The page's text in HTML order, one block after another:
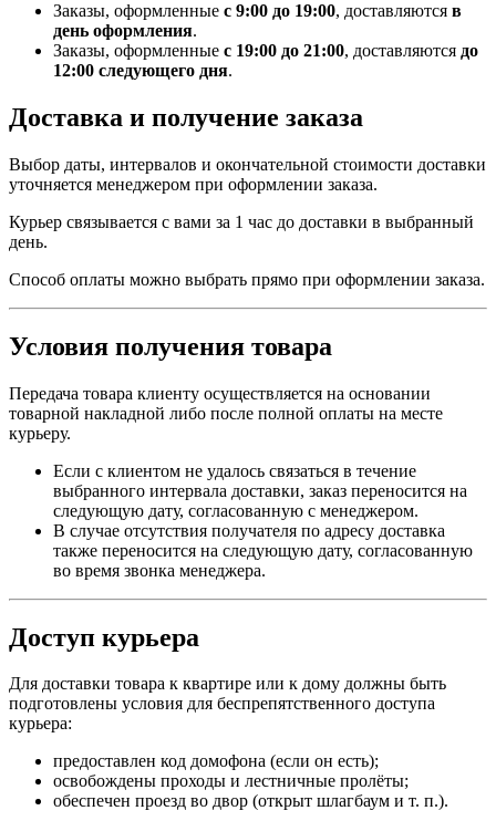
Заказы, оформленные с 9:00 до 19:00, доставляются в
день оформления.
Заказы, оформленные с 19:00 до 21:00, доставляются до
12:00 следующего дня.
Доставка и получение заказа
Выбор даты, интервалов и окончательной стоимости доставки
уточняется менеджером при оформлении заказа.
Курьер связывается с вами за 1 час до доставки в выбранный
день.
Способ оплаты можно выбрать прямо при оформлении заказа.
Условия получения товара
Передача товара клиенту осуществляется на основании
товарной накладной либо после полной оплаты на месте
курьеру.
Если с клиентом не удалось связаться в течение
выбранного интервала доставки, заказ переносится на
следующую дату, согласованную с менеджером.
В случае отсутствия получателя по адресу доставка
также переносится на следующую дату, согласованную
во время звонка менеджера.
Доступ курьера
Для доставки товара к квартире или к дому должны быть
подготовлены условия для беспрепятственного доступа
курьера:
предоставлен код домофона (если он есть);
освобождены проходы и лестничные пролёты;
обеспечен проезд во двор (открыт шлагбаум и т. п.).